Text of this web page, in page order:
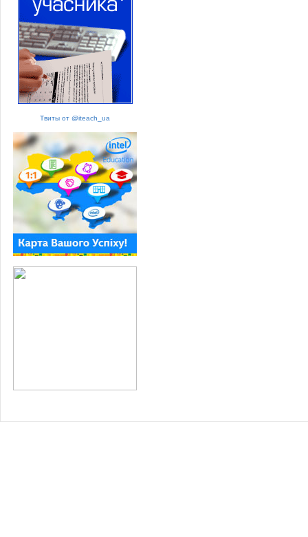
Твиты от @iteach_ua